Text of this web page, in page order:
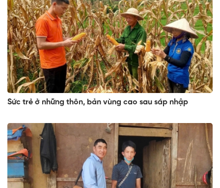
Sức trẻ ở những thôn, bản vùng cao sau sáp nhập